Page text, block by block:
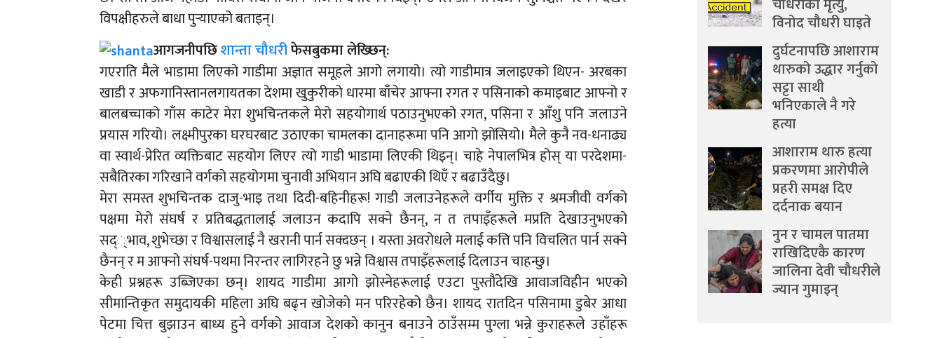
विपक्षीहरुले बाधा पुर्‍याएको बताइन्।
आगजनीपछिशान्ता चौधरीफेसबुकमा लेख्छिन‍्:
गएराति मैले भाडामा लिएको गाडीमा अज्ञात समूहले आगो लगायो। त्यो गाडीमात्र जलाइएको थिएन- अरबका
खाडी र अफगानिस्तानलगायतका देशमा खुकुरीको धारमा बाँचेर आफ्ना रगत र पसिनाको कमाइबाट आफ्नो र
बालबच्चाको गाँस काटेर मेरा शुभचिन्तकले मेरो सहयोगार्थ पठाउनुभएको रगत, पसिना र आँशु पनि जलाउने
प्रयास गरियो। लक्ष्मीपुरका घरघरबाट उठाएका चामलका दानाहरूमा पनि आगो झोंसियो। मैले कुनै नव-धनाढ्य
वा स्वार्थ-प्रेरित व्यक्तिबाट सहयोग लिएर त्यो गाडी भाडामा लिएकी थिइन्। चाहे नेपालभित्र होस् या परदेशमा-
सबैतिरका गरिखाने वर्गको सहयोगमा चुनावी अभियान अघि बढाएकी थिएँ र बढाउँदैछु।
मेरा समस्त शुभचिन्तक दाजु-भाइ तथा दिदी-बहिनीहरू! गाडी जलाउनेहरूले वर्गीय मुक्ति र श्रमजीवी वर्गको
पक्षमा मेरो संघर्ष र प्रतिबद्धतालाई जलाउन कदापि सक्ने छैनन्, न त तपाइँहरूले मप्रति देखाउनुभएको
सद्‍्भाव, शुभेच्छा र विश्वासलाई नै खरानी पार्न सक्दछन् । यस्ता अवरोधले मलाई कत्ति पनि विचलित पार्न सक्ने
छैनन् र म आफ्नो संघर्ष-पथमा निरन्तर लागिरहने छु भन्ने विश्वास तपाइँहरूलाई दिलाउन चाहन्छु।
केही प्रश्नहरू उब्जिएका छन्। शायद गाडीमा आगो झोस्नेहरूलाई एउटा पुस्तौंदेखि आवाजविहीन भएको
सीमान्तिकृत समुदायकी महिला अघि बढ्न खोजेको मन परिरहेको छैन। शायद रातदिन पसिनामा डुबेर आधा
पेटमा चित्त बुझाउन बाध्य हुने वर्गको आवाज देशको कानुन बनाउने ठाउँसम्म पुग्ला भन्ने कुराहरूले उहाँहरू
चौधरीको मृत्यु,
विनोद चौधरी घाइते
दुर्घटनापछि आशाराम
थारुको उद्धार गर्नुको
सट्टा साथी
भनिएकाले नै गरे
हत्या
आशाराम थारु हत्या
प्रकरणमा आरोपीले
प्रहरी समक्ष दिए
दर्दनाक बयान
नुन र चामल पातमा
राखिदिएकै कारण
जालिना देवी चौधरीले
ज्यान गुमाइन्